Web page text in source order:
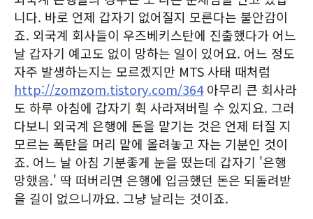
니다. 바로 언제 갑자기 없어질지 모른다는 불안감이
죠. 외국계 회사들이 우즈베키스탄에 진출했다가 어느
날 갑자기 예고도 없이 망하는 일이 있어요. 어느 정도
자주 발생하는지는 모르겠지만 MTS 사태 때처럼
http://zomzom.tistory.com/364아무리 큰 회사라
도 하루 아침에 갑자기 휙 사라져버릴 수 있지요. 그러
다보니 외국계 은행에 돈을 맡기는 것은 언제 터질 지
모르는 폭탄을 머리 맡에 올려놓고 자는 기분인 것이
죠. 어느 날 아침 기분좋게 눈을 떴는데 갑자기 '은행
망했음.' 딱 떠버리면 은행에 입금했던 돈은 되돌려받
을 길이 없으니까요. 그냥 날리는 것이죠.